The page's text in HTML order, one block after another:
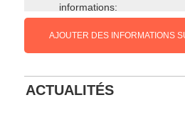
informations:
AJOUTER DES INFORMATIONS
ACTUALITÉS